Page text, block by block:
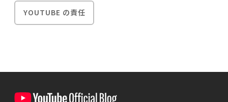
YOUTUBE の責任